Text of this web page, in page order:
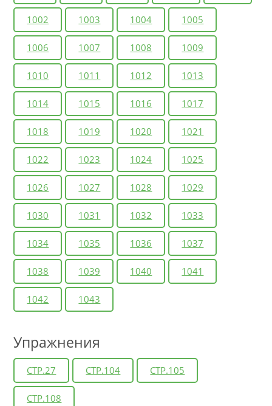
1002 1003 1004 1005
1006 1007 1008 1009
1010 1011 1012 1013
1014 1015 1016 1017
1018 1019 1020 1021
1022 1023 1024 1025
1026 1027 1028 1029
1030 1031 1032 1033
1034 1035 1036 1037
1038 1039 1040 1041
1042 1043
Упражнения
СТР.27 СТР.104 СТР.105
СТР.108